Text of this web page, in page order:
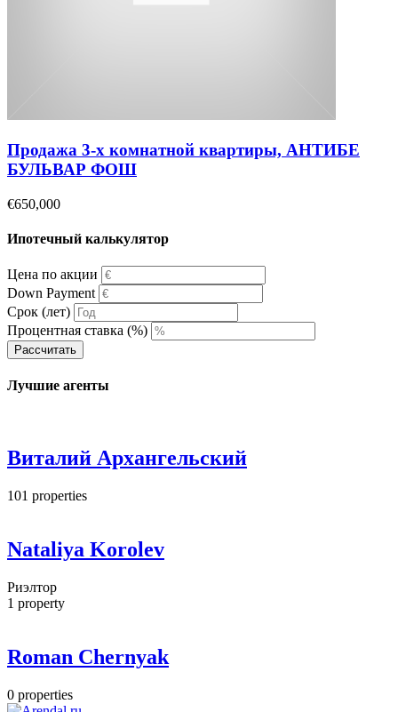
Продажа 3-х комнатной квартиры, АНТИБЕ
БУЛЬВАР ФОШ
€650,000
Ипотечный калькулятор
Цена по акции
Down Payment
Срок (лет)
Процентная ставка (%)
Рассчитать
Лучшие агенты
Виталий Архангельский
101 properties
Nataliya Korolev
Риэлтор
1 property
Roman Chernyak
0 properties